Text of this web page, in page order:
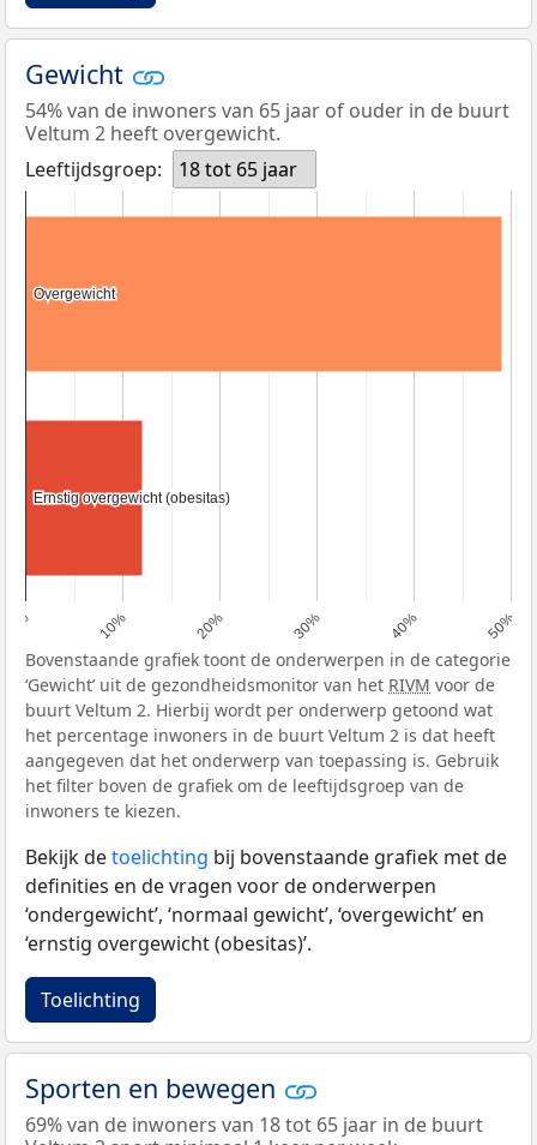
Gewicht
54% van de inwoners van 65 jaar of ouder in de buurt
Veltum 2 heeft overgewicht.
Leeftijdsgroep:
18 tot 65 jaar
0% 10% 20% 30% 40% 50%
Overgewicht
Overgewicht
Ernstig overgewicht (obesitas)
Ernstig overgewicht (obesitas)
Bovenstaande grafiek toont de onderwerpen in de categorie
‘Gewicht’ uit de gezondheidsmonitor van het RIVM voor de
buurt Veltum 2. Hierbij wordt per onderwerp getoond wat
het percentage inwoners in de buurt Veltum 2 is dat heeft
aangegeven dat het onderwerp van toepassing is. Gebruik
het filter boven de grafiek om de leeftijdsgroep van de
inwoners te kiezen.
Bekijk detoelichting bij bovenstaande grafiek met de
definities en de vragen voor de onderwerpen
‘ondergewicht’, ‘normaal gewicht’, ‘overgewicht’ en
‘ernstig overgewicht (obesitas)’.
Toelichting
Sporten en bewegen
69% van de inwoners van 18 tot 65 jaar in de buurt